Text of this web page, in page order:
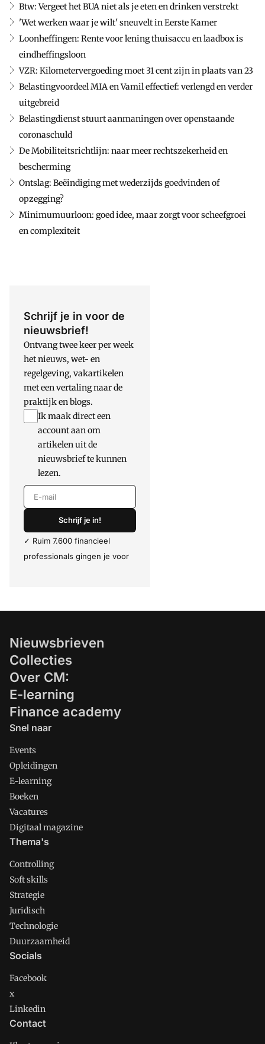
Btw: Vergeet het BUA niet als je eten en drinken verstrekt
'Wet werken waar je wilt' sneuvelt in Eerste Kamer
Loonheffingen: Rente voor lening thuisaccu en laadbox is
eindheffingsloon
VZR: Kilometervergoeding moet 31 cent zijn in plaats van 23
Belastingvoordeel MIA en Vamil effectief: verlengd en verder
uitgebreid
Belastingdienst stuurt aanmaningen over openstaande
coronaschuld
De Mobiliteitsrichtlijn: naar meer rechtszekerheid en
bescherming
Ontslag: Beëindiging met wederzijds goedvinden of
opzegging?
Minimumuurloon: goed idee, maar zorgt voor scheefgroei
en complexiteit
Schrijf je in voor de
nieuwsbrief!
Ontvang twee keer per week
het nieuws, wet- en
regelgeving, vakartikelen
met een vertaling naar de
praktijk en blogs.
Ik maak direct een
account aan om
artikelen uit de
nieuwsbrief te kunnen
lezen.
E-mail
Schrijf je in!
✓ Ruim 7.600 financieel
professionals gingen je voor
Nieuwsbrieven
Collecties
Over CM:
E-learning
Finance academy
Snel naar
Events
Opleidingen
E-learning
Boeken
Vacatures
Digitaal magazine
Thema's
Controlling
Soft skills
Strategie
Juridisch
Technologie
Duurzaamheid
Socials
Facebook
x
Linkedin
Contact